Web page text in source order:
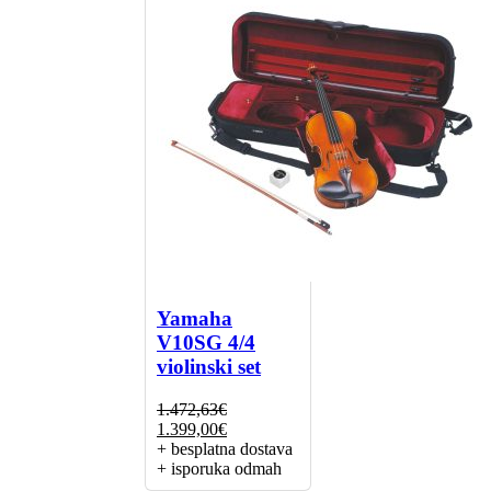
Yamaha
V10SG 4/4
violinski set
1.472,63€
Izvorna
cijena
bila
je:
1.399,00€Trenutna
cijena
je:
1.399,00€.
+ besplatna dostava
+ isporuka odmah